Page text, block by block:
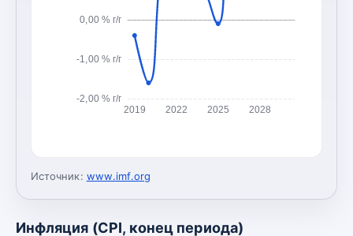
-2,00 % г/г
-1,00 % г/г
0,00 % г/г
2019 2022 2025 2028
Источник: www.imf.org
Инфляция (CPI, конец периода)